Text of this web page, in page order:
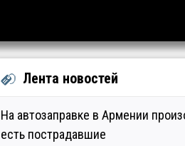
Лента новостей
На автозаправке в Армении
есть пострадавшие